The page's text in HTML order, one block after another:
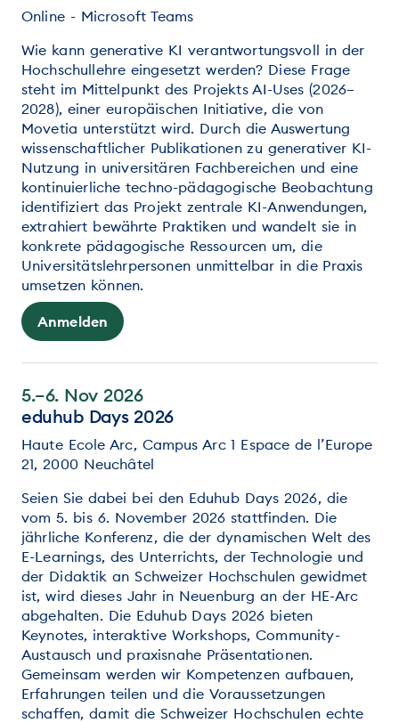
Online - Microsoft Teams
Wie kann generative KI verantwortungsvoll in der
Hochschullehre eingesetzt werden? Diese Frage
steht im Mittelpunkt des Projekts AI-Uses (2026–
2028), einer europäischen Initiative, die von
Movetia unterstützt wird. Durch die Auswertung
wissenschaftlicher Publikationen zu generativer KI-
Nutzung in universitären Fachbereichen und eine
kontinuierliche techno-pädagogische Beobachtung
identifiziert das Projekt zentrale KI-Anwendungen,
extrahiert bewährte Praktiken und wandelt sie in
konkrete pädagogische Ressourcen um, die
Universitätslehrpersonen unmittelbar in die Praxis
umsetzen können.
Anmelden
5.–6. Nov 2026
eduhub Days 2026
Haute Ecole Arc, Campus Arc 1 Espace de l’Europe
21, 2000 Neuchâtel
Seien Sie dabei bei den Eduhub Days 2026, die
vom 5. bis 6. November 2026 stattfinden. Die
jährliche Konferenz, die der dynamischen Welt des
E-Learnings, des Unterrichts, der Technologie und
der Didaktik an Schweizer Hochschulen gewidmet
ist, wird dieses Jahr in Neuenburg an der HE-Arc
abgehalten. Die Eduhub Days 2026 bieten
Keynotes, interaktive Workshops, Community-
Austausch und praxisnahe Präsentationen.
Gemeinsam werden wir Kompetenzen aufbauen,
Erfahrungen teilen und die Voraussetzungen
schaffen, damit die Schweizer Hochschulen echte